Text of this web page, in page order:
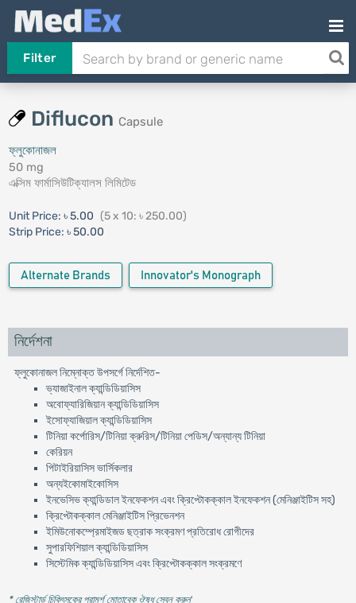
Filter
Diflucon Capsule
ফ্লুকোনাজল
50 mg
এক্সিম ফার্মাসিউটিক্যালস লিমিটেড
Unit Price: ৳ 5.00 (5 x 10: ৳ 250.00)
Strip Price: ৳ 50.00
Alternate Brands Innovator's Monograph
নির্দেশনা
ফ্লুকোনাজল নিম্নোক্ত উপসর্গে নির্দেশিত-
ভ্যাজাইনাল ক্যান্ডিডিয়াসিস
অবোফ্যারিজিয়ান ক্যান্ডিডিয়াসিস
ইসোফ্যাজিয়াল ক্যান্ডিডিয়াসিস
টিনিয়া কর্পোরিস/টিনিয়া ক্রুরিস/টিনিয়া পেডিস/অন্যান্য টিনিয়া
কেরিয়ন
পিটাইরিয়াসিস ভার্সিকলার
অন্যইকোমাইকোসিস
ইনভেসিভ ক্যান্ডিডাল ইনফেকশন এবং ক্রিপ্টোকক্কাল ইনফেকশন (মেনিঞ্জাইটিস সহ)
ক্রিপ্টোকক্কাল মেনিঞ্জাইটিস প্রিভেনশন
ইমিউনোকম্প্রেমাইজড ছত্রাক সংক্রমণ প্রতিরোধ রোগীদের
সুপারফিশিয়াল ক্যান্ডিডিয়াসিস
সিস্টেমিক ক্যান্ডিডিয়াসিস এবং ক্রিপ্টোকক্কাল সংক্রমণে
* রেজিস্টার্ড চিকিৎসকের পরামর্শ মোতাবেক ঔষধ সেবন করুন'